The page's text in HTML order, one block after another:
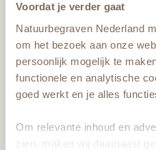
Voordat je verder gaat
Natuurbegraven Nederland
om het bezoek aan onze
persoonlijk mogelijk te
functionele en analytische
goed werkt en je alles
Om relevante inhoud en
zien, maken wij daarnaast
nauwelijks. Door in
naalden te
planten, wordt de
plek waarin de
Linde is
bladeren van de